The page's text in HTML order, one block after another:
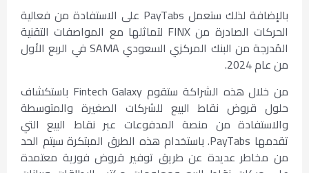
بالإضافة لذلك ستعمل PayTabs على الاستفادة من فعالية
الحركات الصادرة من FINX لتماثلها مع المواصفات التقنية
المُدرجة من البنك المركزي السعودي SAMA في الربع الأول
من عام 2024.
من خلال هذه الشراكة ستقوم Fintech Galaxy باستكشاف
حلول قروض نقاط البيع للشركات الصغيرة والمتوسطة
والاستفادة من منصة المدفوعات عبر نقاط البيع التي
تقدمها PayTabs. باستخدام هذه الطرق المبتكرة سيتم الحد
من مخاطر عديدة عن طريق توفير قروض فورية معتمدة